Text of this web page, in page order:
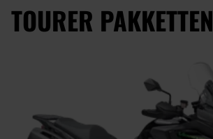
TOURER PAKKETTEN